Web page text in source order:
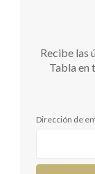
Recibe las
Tabla en
Dirección de